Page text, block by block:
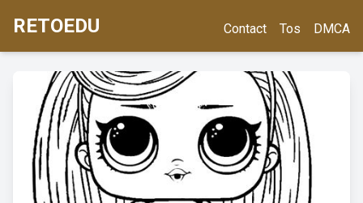
RETOEDU Contact Tos DMCA